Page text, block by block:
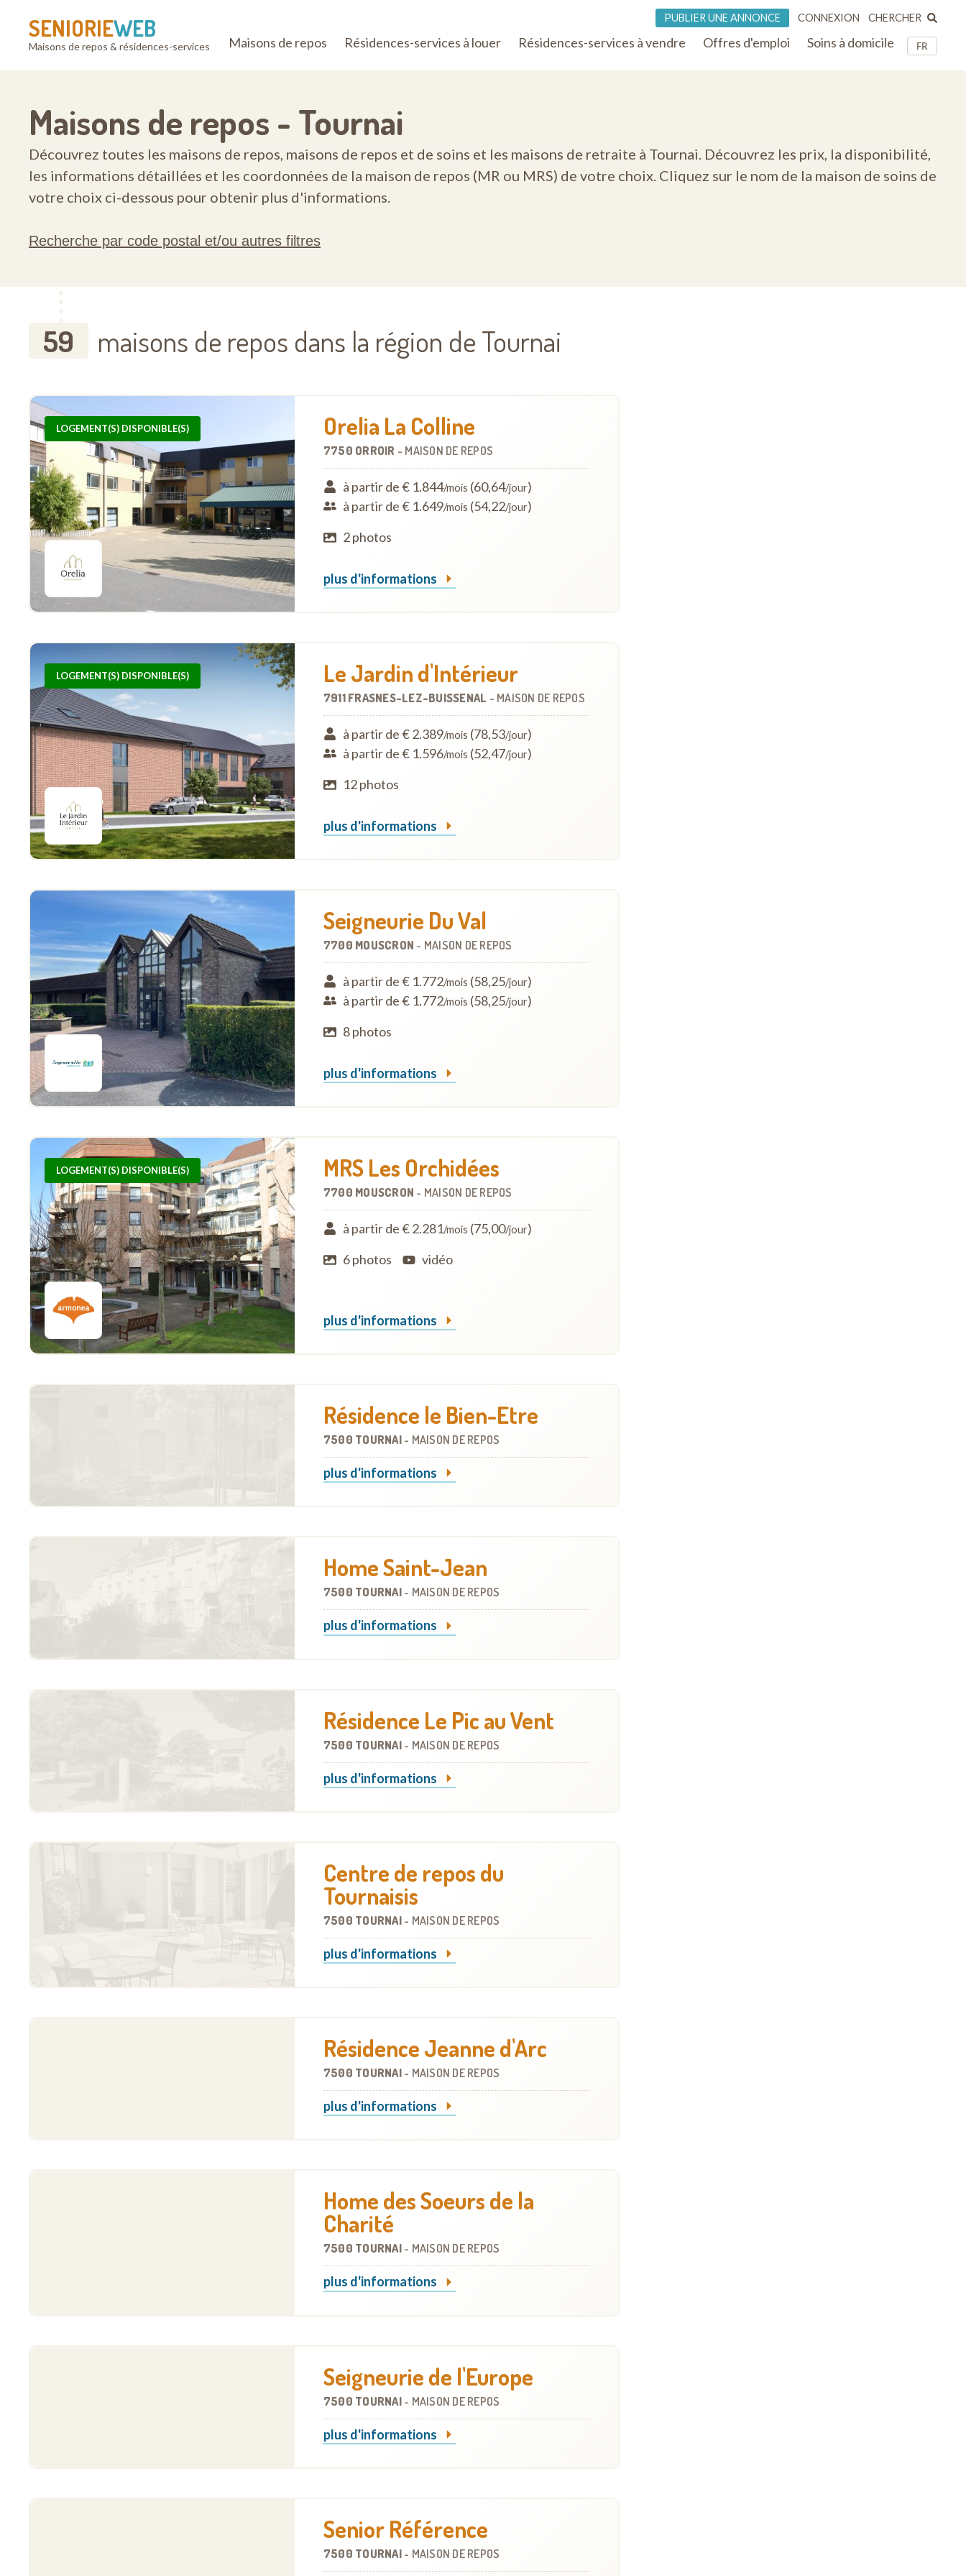
SENIORIEWEB
Maisons de repos & résidences-services FR
Maisons de repos Résidences-services à louer Résidences-services à vendre Offres d'emploi Soins à domicile
PUBLIER UNE ANNONCE CONNEXION CHERCHER
Maisons de repos - Tournai
Découvrez toutes les maisons de repos, maisons de repos et de soins et les maisons de retraite à Tournai. Découvrez les prix, la disponibilité,
les informations détaillées et les coordonnées de la maison de repos (MR ou MRS) de votre choix. Cliquez sur le nom de la maison de soins de
votre choix ci-dessous pour obtenir plus d'informations.
Recherche par code postal et/ou autres filtres
59 maisons de repos dans la région de Tournai
LOGEMENT(S) DISPONIBLE(S) Orelia La Colline
7750 ORROIR - MAISON DE REPOS
à partir de € 1.844/mois (60,64/jour)
à partir de € 1.649/mois (54,22/jour)
2 photos
plus d'informations
LOGEMENT(S) DISPONIBLE(S) Le Jardin d'Intérieur
7911 FRASNES-LEZ-BUISSENAL - MAISON DE REPOS
à partir de € 2.389/mois (78,53/jour)
à partir de € 1.596/mois (52,47/jour)
12 photos
plus d'informations
Seigneurie Du Val
7700 MOUSCRON - MAISON DE REPOS
à partir de € 1.772/mois (58,25/jour)
à partir de € 1.772/mois (58,25/jour)
8 photos
plus d'informations
LOGEMENT(S) DISPONIBLE(S) MRS Les Orchidées
7700 MOUSCRON - MAISON DE REPOS
à partir de € 2.281/mois (75,00/jour)
6 photos
vidéo
plus d'informations
Résidence le Bien-Être
7500 TOURNAI - MAISON DE REPOS
plus d'informations
Home Saint-Jean
7500 TOURNAI - MAISON DE REPOS
plus d'informations
Résidence Le Pic au Vent
7500 TOURNAI - MAISON DE REPOS
plus d'informations
Centre de repos du
Tournaisis
7500 TOURNAI - MAISON DE REPOS
plus d'informations
Résidence Jeanne d'Arc
7500 TOURNAI - MAISON DE REPOS
plus d'informations
Home des Soeurs de la
Charité
7500 TOURNAI - MAISON DE REPOS
plus d'informations
Seigneurie de l'Europe
7500 TOURNAI - MAISON DE REPOS
plus d'informations
Senior Référence
7500 TOURNAI - MAISON DE REPOS